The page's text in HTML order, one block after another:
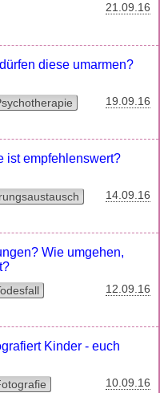
21.09.16
diese umarmen?
19.09.16
ist empfehlenswert?
14.09.16
Wie umgehen,
12.09.16
Kinder - euch
10.09.16